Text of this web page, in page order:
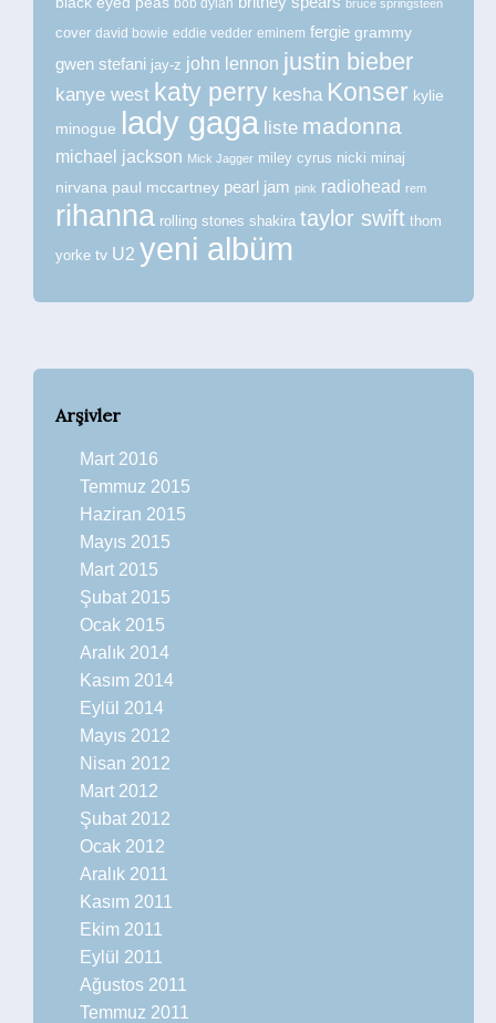
bruce springsteen
cover david bowie eddie vedder eminem fergie grammy
gwen stefani jay-z john lennon justin bieber
kanye west katy perry kesha Konser kylie
minogue lady gaga liste madonna
michael jackson Mick Jagger miley cyrus nicki minaj
nirvana paul mccartney pearl jam pink radiohead rem
rihanna rolling stones shakira taylor swift thom
yorke tv U2 yeni albüm
Arşivler
Mart 2016
Temmuz 2015
Haziran 2015
Mayıs 2015
Mart 2015
Şubat 2015
Ocak 2015
Aralık 2014
Kasım 2014
Eylül 2014
Mayıs 2012
Nisan 2012
Mart 2012
Şubat 2012
Ocak 2012
Aralık 2011
Kasım 2011
Ekim 2011
Eylül 2011
Ağustos 2011
Temmuz 2011